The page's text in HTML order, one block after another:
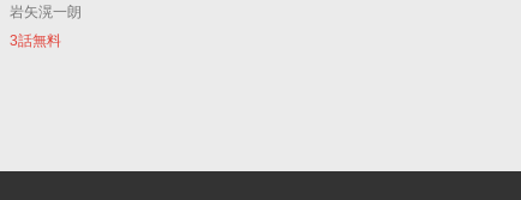
岩矢滉一朗
3話無料